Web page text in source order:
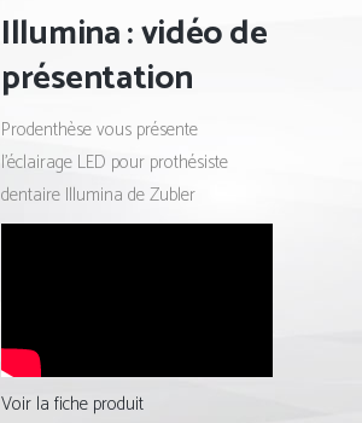
Illumina : vidéo de
présentation
Prodenthèse vous présente
l’éclairage LED pour prothésiste
dentaire Illumina de Zubler
Voir la fiche produit